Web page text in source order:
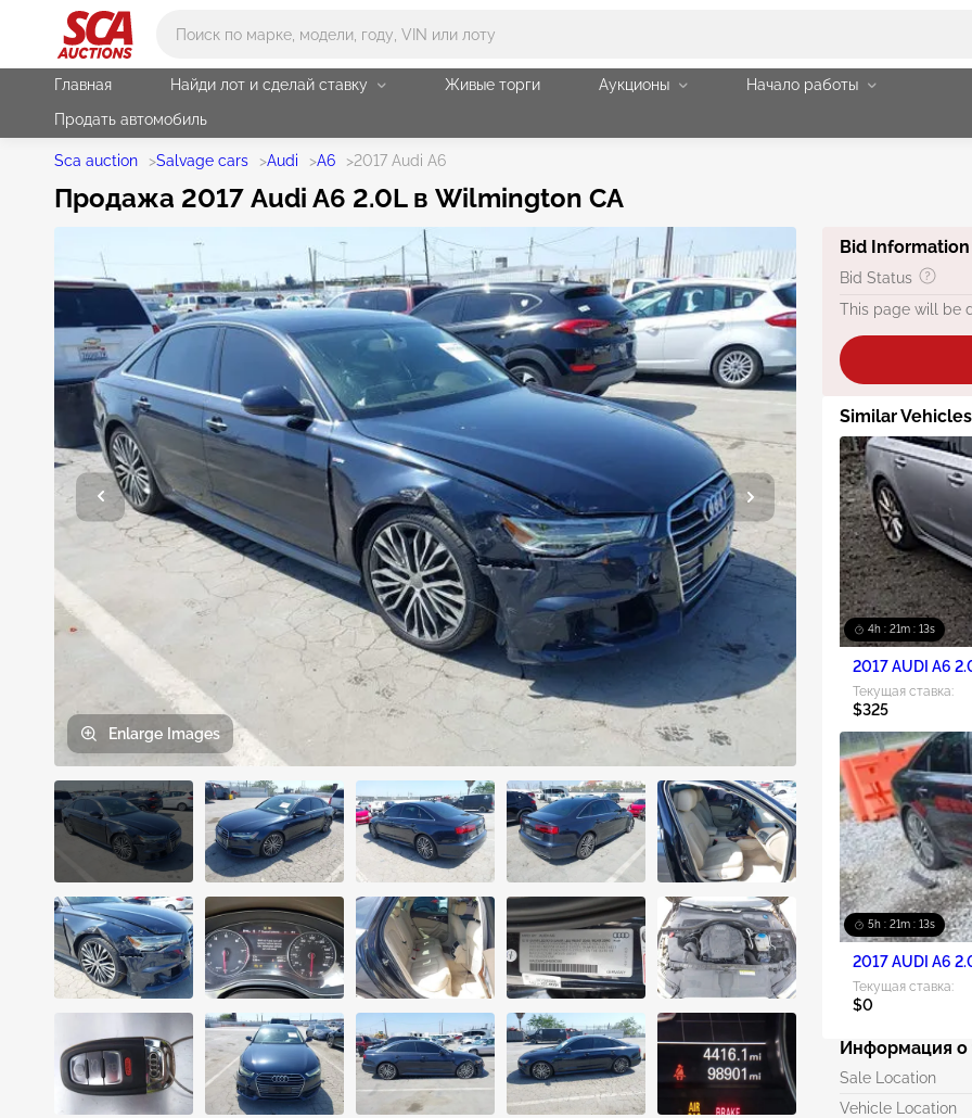
Главная Найди лот и сделай ставку Живые торги Аукционы
Начало работы
Продать автомобиль
Sca auction >Salvage cars >Audi >A6 >2017 Audi A6
Продажа 2017 Audi A6 2.0L в Wilmington CA
Enlarge Images
Bid Information
Bid Status
This page will be
Similar
4h : 21m : 11s
2017 AUDI A6
Текущая ставка:
$325
5h : 21m : 11s
2017 AUDI A6
Текущая ставка:
$0
Информация о
Sale Location
Vehicle Location